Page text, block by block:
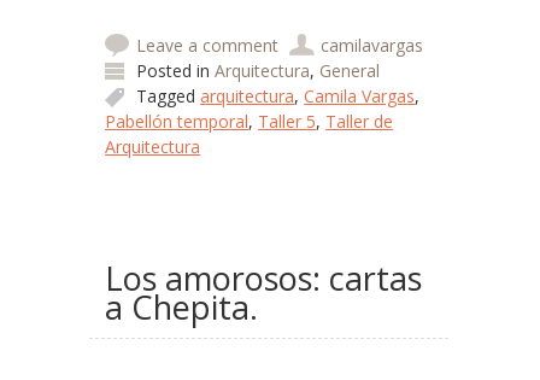
Leave a comment
camilavargas
Posted inArquitectura, General
Taggedarquitectura,Camila Vargas,
Pabellón temporal, Taller 5, Taller de
Arquitectura
Los amorosos: cartas
a Chepita.